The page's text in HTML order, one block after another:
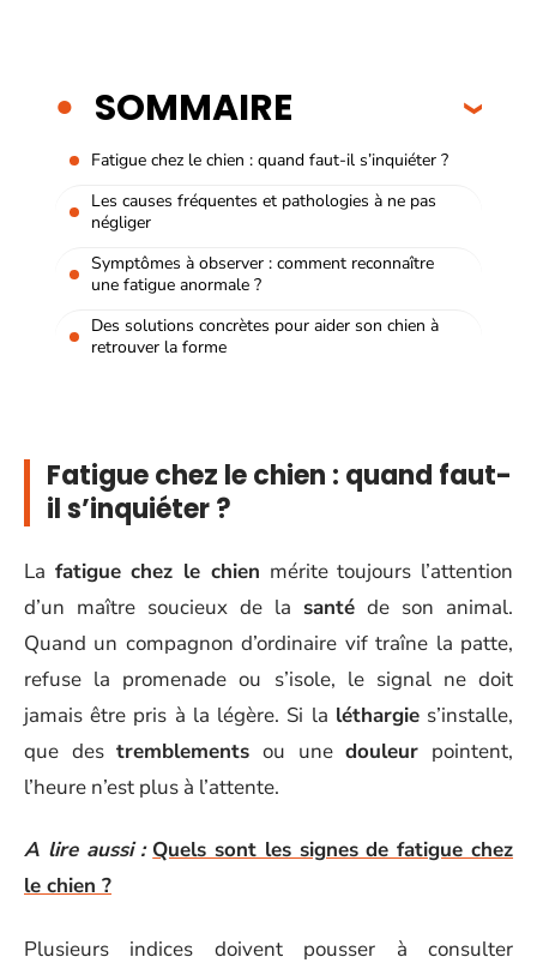
SOMMAIRE
Fatigue chez le chien : quand faut-il s’inquiéter ?
Les causes fréquentes et pathologies à ne pas
négliger
Symptômes à observer : comment reconnaître
une fatigue anormale ?
Des solutions concrètes pour aider son chien à
retrouver la forme
Fatigue chez le chien : quand faut-
il s’inquiéter ?
La fatigue chez le chien mérite toujours l’attention
d’un maître soucieux de la santé de son animal.
Quand un compagnon d’ordinaire vif traîne la patte,
refuse la promenade ou s’isole, le signal ne doit
jamais être pris à la légère. Si la léthargies’installe,
que destremblements ou unedouleur pointent,
l’heure n’est plus à l’attente.
A lire aussi : Quels sont les signes de fatigue chez
le chien ?
Plusieurs indices doivent pousser à consulter